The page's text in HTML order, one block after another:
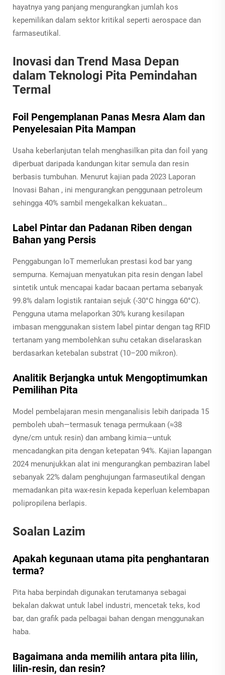
hayatnya yang panjang mengurangkan jumlah kos
kepemilikan dalam sektor kritikal seperti aerospace dan
farmaseutikal.
Inovasi dan Trend Masa Depan
dalam Teknologi Pita Pemindahan
Termal
Foil Pengemplanan Panas Mesra Alam dan
Penyelesaian Pita Mampan
Usaha keberlanjutan telah menghasilkan pita dan foil yang
diperbuat daripada kandungan kitar semula dan resin
berbasis tumbuhan. Menurut kajian pada 2023 Laporan
Inovasi Bahan , ini mengurangkan penggunaan petroleum
sehingga 40% sambil mengekalkan kekuatan…
Label Pintar dan Padanan Riben dengan
Bahan yang Persis
Penggabungan IoT memerlukan prestasi kod bar yang
sempurna. Kemajuan menyatukan pita resin dengan label
sintetik untuk mencapai kadar bacaan pertama sebanyak
99.8% dalam logistik rantaian sejuk (-30°C hingga 60°C).
Pengguna utama melaporkan 30% kurang kesilapan
imbasan menggunakan sistem label pintar dengan tag RFID
tertanam yang membolehkan suhu cetakan diselaraskan
berdasarkan ketebalan substrat (10–200 mikron).
Analitik Berjangka untuk Mengoptimumkan
Pemilihan Pita
Model pembelajaran mesin menganalisis lebih daripada 15
pemboleh ubah—termasuk tenaga permukaan (≈38
dyne/cm untuk resin) dan ambang kimia—untuk
mencadangkan pita dengan ketepatan 94%. Kajian lapangan
2024 menunjukkan alat ini mengurangkan pembaziran label
sebanyak 22% dalam penghujungan farmaseutikal dengan
memadankan pita wax-resin kepada keperluan kelembapan
polipropilena berlapis.
Soalan Lazim
Apakah kegunaan utama pita penghantaran
terma?
Pita haba berpindah digunakan terutamanya sebagai
bekalan dakwat untuk label industri, mencetak teks, kod
bar, dan grafik pada pelbagai bahan dengan menggunakan
haba.
Bagaimana anda memilih antara pita lilin,
lilin-resin, dan resin?